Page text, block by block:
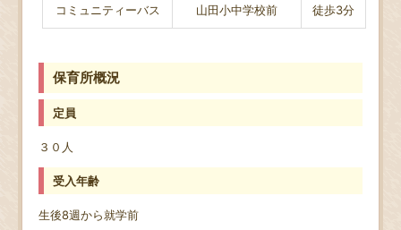
コミュニティーバス 山田小中学校前 徒歩3分
保育所概況
定員
３０人
受入年齢
生後8週から就学前